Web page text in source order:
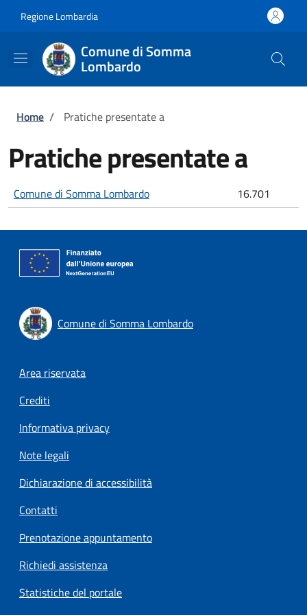
Regione Lombardia
Comune di Somma
Lombardo
Briciole di pane
Home / Pratiche presentate a
Pratiche presentate a
Comune di Somma Lombardo 16.701
Comune di Somma Lombardo
Footer menu
Area riservata
Crediti
Informativa privacy
Note legali
Dichiarazione di accessibilità
Contatti
Prenotazione appuntamento
Richiedi assistenza
Statistiche del portale